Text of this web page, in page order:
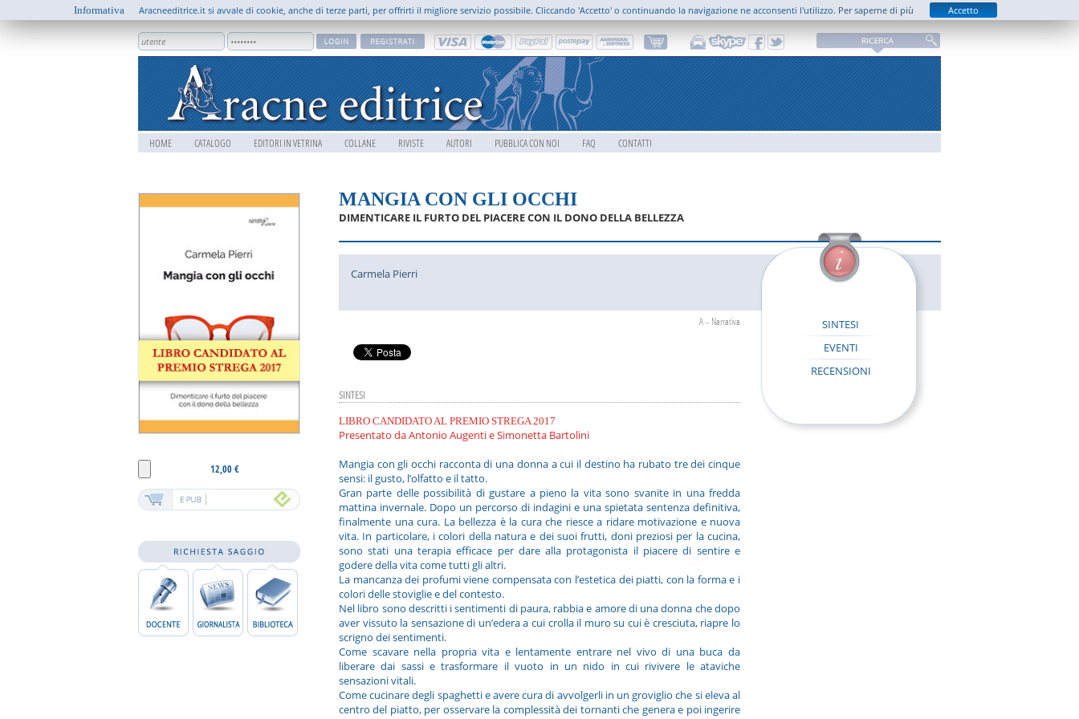
HOME CATALOGO EDITORI IN VETRINA COLLANE RIVISTE AUTORI PUBBLICA CON NOI FAQ CONTATTI
MANGIA CON GLI OCCHI
DIMENTICARE IL FURTO DEL PIACERE CON IL DONO DELLA BELLEZZA
12,00 €
Carmela Pierri
A – Narrativa
SINTESI
LIBRO CANDIDATO AL PREMIO STREGA 2017
Presentato da Antonio Augenti e Simonetta Bartolini
Mangia con gli occhi racconta di una donna a cui il destino ha rubato tre dei cinque
sensi: il gusto, l’olfatto e il tatto.
Gran parte delle possibilità di gustare a pieno la vita sono svanite in una fredda
mattina invernale. Dopo un percorso di indagini e una spietata sentenza definitiva,
finalmente una cura. La bellezza è la cura che riesce a ridare motivazione e nuova
vita. In particolare, i colori della natura e dei suoi frutti, doni preziosi per la cucina,
sono stati una terapia efficace per dare alla protagonista il piacere di sentire e
godere della vita come tutti gli altri.
La mancanza dei profumi viene compensata con l’estetica dei piatti, con la forma e i
colori delle stoviglie e del contesto.
Nel libro sono descritti i sentimenti di paura, rabbia e amore di una donna che dopo
aver vissuto la sensazione di un’edera a cui crolla il muro su cui è cresciuta, riapre lo
scrigno dei sentimenti.
Come scavare nella propria vita e lentamente entrare nel vivo di una buca da
liberare dai sassi e trasformare il vuoto in un nido in cui rivivere le ataviche
sensazioni vitali.
Come cucinare degli spaghetti e avere cura di avvolgerli in un groviglio che si eleva al
centro del piatto, per osservare la complessità dei tornanti che genera e poi ingerire
SINTESI
EVENTI
RECENSIONI
Informativa Aracneeditrice.it si avvale di cookie, anche di terze parti, per offrirti il migliore servizio possibile. Cliccando 'Accetto' o continuando la navigazione ne acconsenti l'utilizzo. Per saperne di più Accetto